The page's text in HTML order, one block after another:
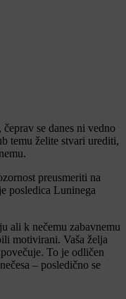
se danes ni vedno
temu želite stvari urediti,
preusmeriti na
posledica Luninega
ali k nečemu zabavnemu
motivirani. Vaša želja
To je odličen
– posledično se